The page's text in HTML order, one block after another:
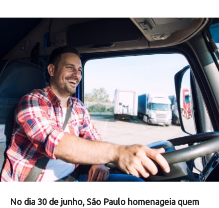
No dia 30 de junho, São Paulo homenageia quem